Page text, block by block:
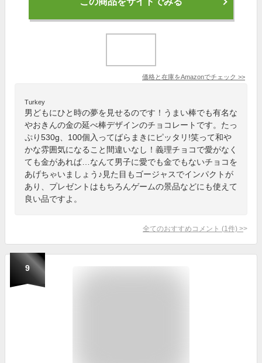
価格と在庫をAmazonでチェック >>
Turkey
男どもにひと時の夢を見せるのです！うまい棒でも有名な
やおきんの金の延べ棒デザインのチョコレートです。たっ
ぷり530g、100個入ってばらまきにピッタリ!笑って和や
かな雰囲気になること間違いなし！義理チョコで愛がなく
ても金があれば…なんて男子に愛でも金でもないチョコを
あげちゃいましょう♪見た目もゴージャスでインパクトが
あり、プレゼントはもちろんゲームの景品などにも使えて
良い品ですよ。
全てのおすすめコメント (1 件) >
9